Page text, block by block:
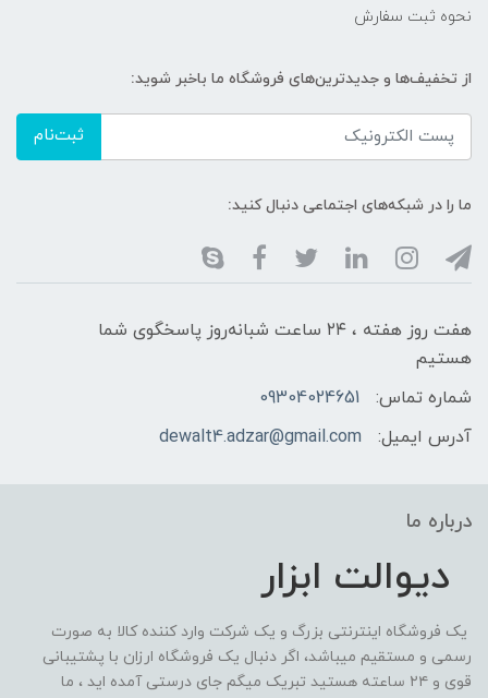
نحوه ثبت سفارش
از تخفیف‌ها و جدیدترین‌های فروشگاه ما باخبر شوید:
ثبت‌نام
ما را در شبکه‌های اجتماعی دنبال کنید:
هفت روز هفته ، ۲۴ ساعت شبانه‌روز پاسخگوی شما
هستیم
شماره تماس:
09304024651
آدرس ایمیل:
dewalt4.adzar@gmail.com
درباره ما
دیوالت ابزار
یک فروشگاه اینترنتی بزرگ و یک شرکت وارد کننده کالا به صورت
رسمی و مستقیم میباشد، اگر دنبال یک فروشگاه ارزان با پشتیبانی
قوی و ۲۴ ساعته هستید تبریک میگم جای درستی آمده اید ، ما